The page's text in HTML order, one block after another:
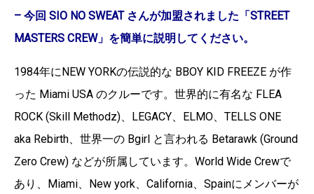
– 今回 SIO NO SWEAT さんが加盟されました「STREET
MASTERS CREW」を簡単に説明してください。
1984年にNEW YORKの伝説的な BBOY KID FREEZE が作
った Miami USA のクルーです。世界的に有名な FLEA
ROCK (Skill Methodz)、LEGACY、ELMO、TELLS ONE
aka Rebirth、世界一の Bgirl と言われる Betarawk (Ground
Zero Crew) などが所属しています。World Wide Crewで
あり、Miami、New york、California、Spainにメンバーが